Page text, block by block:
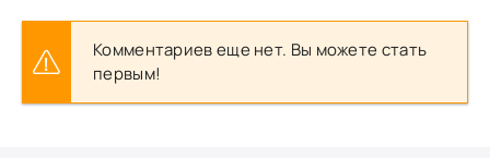
Комментариев еще нет. Вы можете стать
первым!